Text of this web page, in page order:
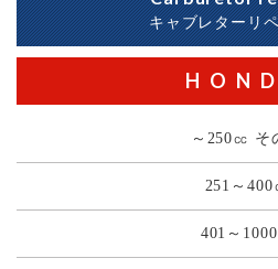
キャブレターリ
～250㏄ そ
251～400
401～